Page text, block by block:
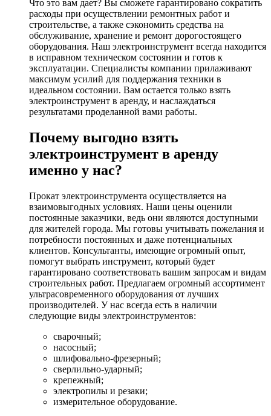
Что это вам дает? Вы сможете гарантировано сократить
расходы при осуществлении ремонтных работ и
строительстве, а также сэкономить средства на
обслуживание, хранение и ремонт дорогостоящего
оборудования. Наш электроинструмент всегда находится
в исправном техническом состоянии и готов к
эксплуатации. Специалисты компании прилаживают
максимум усилий для поддержания техники в
идеальном состоянии. Вам остается только взять
электроинструмент в аренду, и наслаждаться
результатами проделанной вами работы.
Почему выгодно взять
электроинструмент в аренду
именно у нас?
Прокат электроинструмента осуществляется на
взаимовыгодных условиях. Наши цены оценили
постоянные заказчики, ведь они являются доступными
для жителей города. Мы готовы учитывать пожелания и
потребности постоянных и даже потенциальных
клиентов. Консультанты, имеющие огромный опыт,
помогут выбрать инструмент, который будет
гарантировано соответствовать вашим запросам и видам
строительных работ. Предлагаем огромный ассортимент
ультрасовременного оборудования от лучших
производителей. У нас всегда есть в наличии
следующие виды электроинструментов:
сварочный;
насосный;
шлифовально-фрезерный;
сверлильно-ударный;
крепежный;
электропилы и резаки;
измерительное оборудование.